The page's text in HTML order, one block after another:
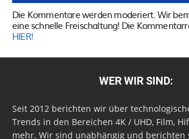
Die Kommentare werden moderiert. Wir
eine schnelle Freischaltung! Die
HIER!
WER WIR SIND:
Seit 2012 berichten wir über
Trends in den Bereichen 4K / UHD, Film,
mehr. Wir sind unabhängig und berichten